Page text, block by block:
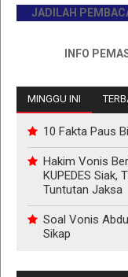
JADILAH PEMBACA
INFO
MINGGU INI
10 Fakta Paus
Hakim Vonis
KUPEDES Siak,
Tuntutan Jaksa
Soal Vonis
Sikap